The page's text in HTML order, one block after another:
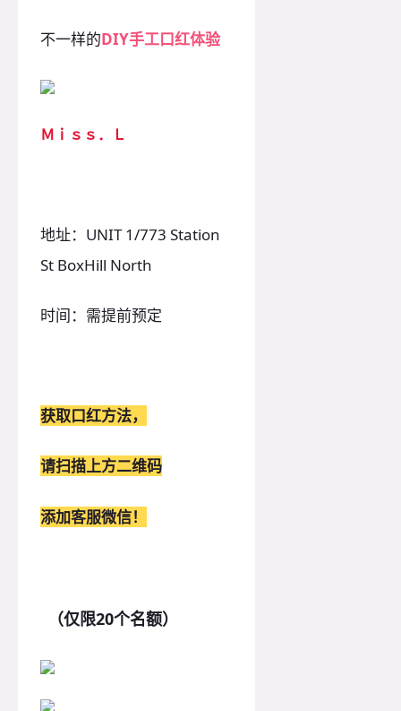
不一样的DIY手工口红体验
Ｍｉｓｓ．Ｌ
地址：UNIT 1/773 Station
St BoxHill North
时间：需提前预定
获取口红方法，
请扫描上方二维码
添加客服微信！
（仅限20个名额）